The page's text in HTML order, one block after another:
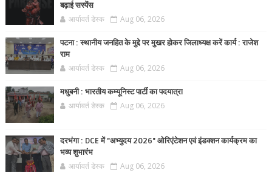
बढ़ाई सस्पेंस
आर्यावर्त डेस्क Aug 06, 2026
पटना : स्थानीय जनहित के मुद्दे पर मुखर होकर जिलाध्यक्ष करें कार्य : राजेश
राम
आर्यावर्त डेस्क Aug 06, 2026
मधुबनी : भारतीय कम्यूनिस्ट पार्टी का पदयात्रा
आर्यावर्त डेस्क Aug 06, 2026
दरभंगा : DCE में "अभ्युदय 2026" ओरिएंटेशन एवं इंडक्शन कार्यक्रम का
भव्य शुभारंभ
आर्यावर्त डेस्क Aug 06, 2026